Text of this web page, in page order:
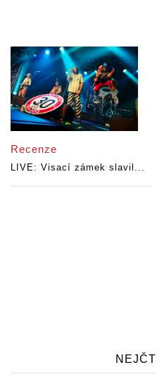
Recenze
LIVE: Visací zámek slavil...